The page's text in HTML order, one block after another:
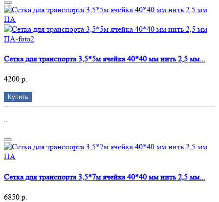
Сетка для транспорта 3,5*5м ячейка 40*40 мм нить 2,5 мм...
4200 р.
Купить
..
Сетка для транспорта 3,5*7м ячейка 40*40 мм нить 2,5 мм...
6850 р.